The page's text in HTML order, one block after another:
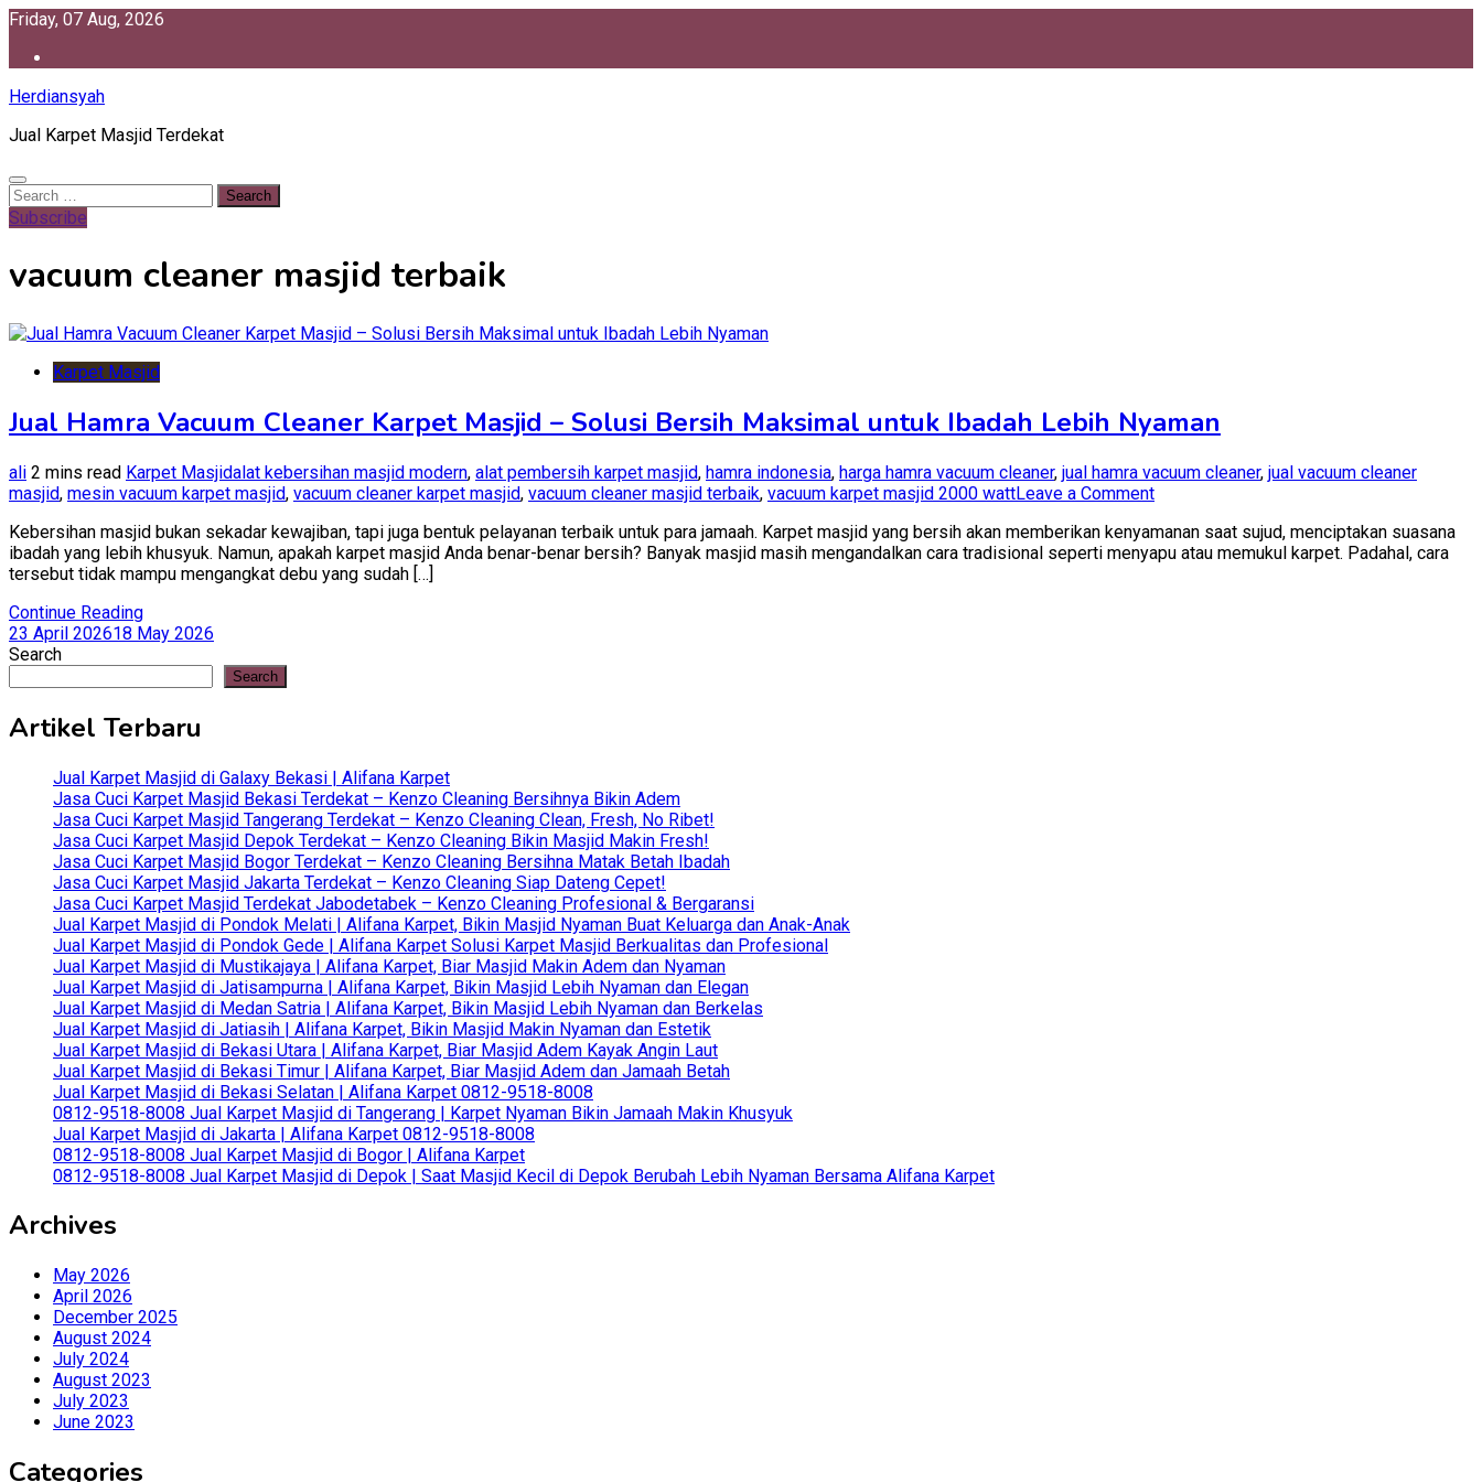
Skip
content
Friday, 07 Aug, 2026
Herdiansyah
Jual Karpet Masjid Terdekat
Search
for:
Subscribe
vacuum cleaner masjid terbaik
Karpet Masjid
Jual Hamra Vacuum Cleaner Karpet Masjid – Solusi Bersih Maksimal untuk Ibadah Lebih Nyaman
ali 2 mins read Karpet Masjidalat kebersihan masjid modern, alat pembersih karpet masjid, hamra indonesia, harga hamra vacuum cleaner, jual hamra vacuum cleaner, jual vacuum cleaner
masjid, mesin vacuum karpet masjid, vacuum cleaner karpet masjid, vacuum cleaner masjid terbaik, vacuum karpet masjid 2000 wattLeave a Commenton
Hamra
Vacuum
Kebersihan masjid bukan sekadar kewajiban, tapi juga bentuk pelayanan terbaik untuk para jamaah. Karpet masjid yang bersih akan memberikan kenyamanan saat sujud, menciptakan suasana
ibadah yang lebih khusyuk. Namun, apakah karpet masjid Anda benar-benar bersih? Banyak masjid masih mengandalkan cara tradisional seperti menyapu atau memukul karpet. Padahal, cara
tersebut tidak mampu mengangkat debu yang sudah […]
Continue Reading
23 April 202618 May 2026
Search
Search
Artikel Terbaru
Jual Karpet Masjid di Galaxy Bekasi | Alifana Karpet
Jasa Cuci Karpet Masjid Bekasi Terdekat – Kenzo Cleaning Bersihnya Bikin Adem
Jasa Cuci Karpet Masjid Tangerang Terdekat – Kenzo Cleaning Clean, Fresh, No Ribet!
Jasa Cuci Karpet Masjid Depok Terdekat – Kenzo Cleaning Bikin Masjid Makin Fresh!
Jasa Cuci Karpet Masjid Bogor Terdekat – Kenzo Cleaning Bersihna Matak Betah Ibadah
Jasa Cuci Karpet Masjid Jakarta Terdekat – Kenzo Cleaning Siap Dateng Cepet!
Jasa Cuci Karpet Masjid Terdekat Jabodetabek – Kenzo Cleaning Profesional & Bergaransi
Jual Karpet Masjid di Pondok Melati | Alifana Karpet, Bikin Masjid Nyaman Buat Keluarga dan Anak-Anak
Jual Karpet Masjid di Pondok Gede | Alifana Karpet Solusi Karpet Masjid Berkualitas dan Profesional
Jual Karpet Masjid di Mustikajaya | Alifana Karpet, Biar Masjid Makin Adem dan Nyaman
Jual Karpet Masjid di Jatisampurna | Alifana Karpet, Bikin Masjid Lebih Nyaman dan Elegan
Jual Karpet Masjid di Medan Satria | Alifana Karpet, Bikin Masjid Lebih Nyaman dan Berkelas
Jual Karpet Masjid di Jatiasih | Alifana Karpet, Bikin Masjid Makin Nyaman dan Estetik
Jual Karpet Masjid di Bekasi Utara | Alifana Karpet, Biar Masjid Adem Kayak Angin Laut
Jual Karpet Masjid di Bekasi Timur | Alifana Karpet, Biar Masjid Adem dan Jamaah Betah
Jual Karpet Masjid di Bekasi Selatan | Alifana Karpet 0812-9518-8008
0812-9518-8008 Jual Karpet Masjid di Tangerang | Karpet Nyaman Bikin Jamaah Makin Khusyuk
Jual Karpet Masjid di Jakarta | Alifana Karpet 0812-9518-8008
0812-9518-8008 Jual Karpet Masjid di Bogor | Alifana Karpet
0812-9518-8008 Jual Karpet Masjid di Depok | Saat Masjid Kecil di Depok Berubah Lebih Nyaman Bersama Alifana Karpet
Archives
May 2026
April 2026
December 2025
August 2024
July 2024
August 2023
July 2023
June 2023
Categories